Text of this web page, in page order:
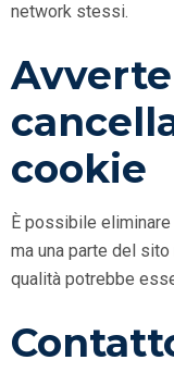
network stessi.
cookie
È possibile
ma una parte del
qualità potrebbe